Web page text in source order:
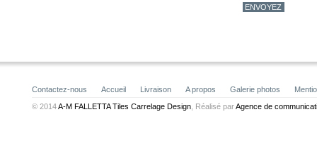
Contactez-nous Accueil Livraison A propos Galerie photos
© 2014A-M FALLETTA Tiles Carrelage Design , Réalisé parAgence de